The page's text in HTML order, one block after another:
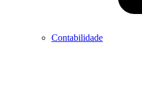
Contabilidade